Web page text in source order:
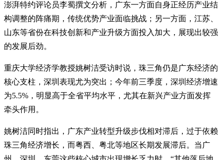
澎湃特约评论员李蜀撰文分析，广东一方面自身正经历产业结
构调整的阵痛期，传统优势产业面临挑战；另一方面，江苏、
山东等省份在科技创新和产业升级方面投入加大，展现出较强
的发展后劲。
重庆大学经济学教授姚树洁受访时说，珠三角仍是广东经济的
核心支柱，深圳表现尤为突出；今年前三季度，深圳经济增速
为5.5%，明显高于全省平均水平，尤其在新兴产业方面发挥
牵头作用。
姚树洁同时指出，广东产业转型升级步伐相对滞后，过于依赖
珠三角经济增长，而粤西、粤北等地区长期发展滞后。当广